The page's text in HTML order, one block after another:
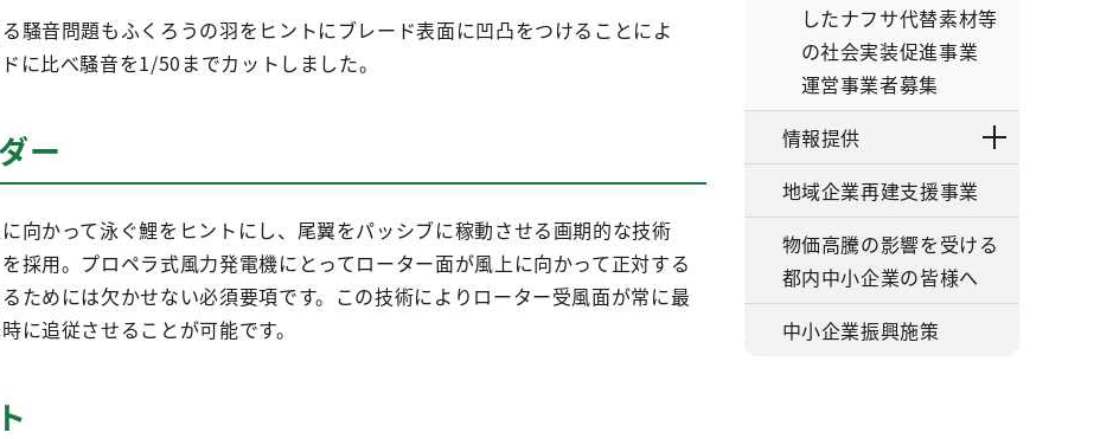
騒音問題もふくろうの羽をヒントにブレード表面に凹凸をつけることによ
に比べ騒音を1/50までカットしました。
ー
向かって泳ぐ鯉をヒントにし、尾翼をパッシブに稼動させる画期的な技術
を採用。プロペラ式風力発電機にとってローター面が風上に向かって正対する
ためには欠かせない必須要項です。この技術によりローター受風面が常に最
に追従させることが可能です。
したナフサ代替素材等
の社会実装促進事業
運営事業者募集
情報提供
地域企業再建支援事業
物価高騰の影響を受ける
都内中小企業の皆様へ
中小企業振興施策